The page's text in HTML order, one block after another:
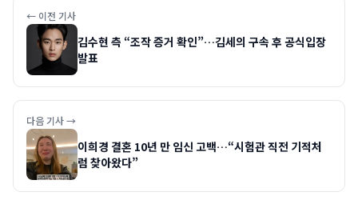
← 이전 기사
김수현 측 “조작 증거 확인”…김세의 구속 후 공식입장
발표
다음 기사 →
이희경 결혼 10년 만 임신 고백…“시험관 직전 기적처
럼 찾아왔다”